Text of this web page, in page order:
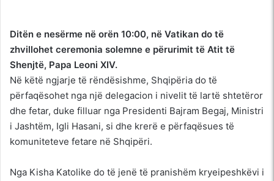
Ditën e nesërme në orën 10:00, në Vatikan do të
zhvillohet ceremonia solemne e përurimit të Atit të
Shenjtë, Papa Leoni XIV.
Në këtë ngjarje të rëndësishme, Shqipëria do të
përfaqësohet nga një delegacion i nivelit të lartë shtetëror
dhe fetar, duke filluar nga Presidenti Bajram Begaj, Ministri
i Jashtëm, Igli Hasani, si dhe krerë e përfaqësues të
komuniteteve fetare në Shqipëri.
Nga Kisha Katolike do të jenë të pranishëm kryeipeshkëvi i